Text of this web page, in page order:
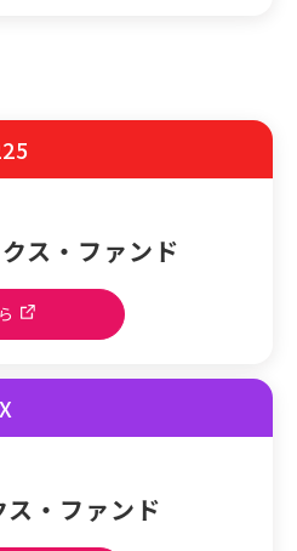
ス・ファンド
・ファンド